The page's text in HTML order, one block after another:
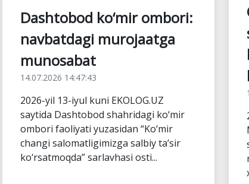
Dashtobod ko‘mir ombori:
navbatdagi murojaatga
munosabat
14.07.2026 14:47:43
2026-yil 13-iyul kuni EKOLOG.UZ
saytida Dashtobod shahridagi ko‘mir
ombori faoliyati yuzasidan “Ko‘mir
changi salomatligimizga salbiy ta’sir
ko‘rsatmoqda” sarlavhasi osti...